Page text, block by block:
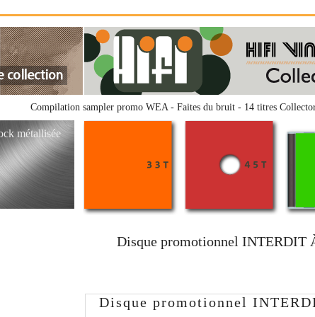
Compilation sampler promo WEA - Faites du bruit - 14 titres
métallisée
Disque promotionnel INTERDIT
Disque promotionnel